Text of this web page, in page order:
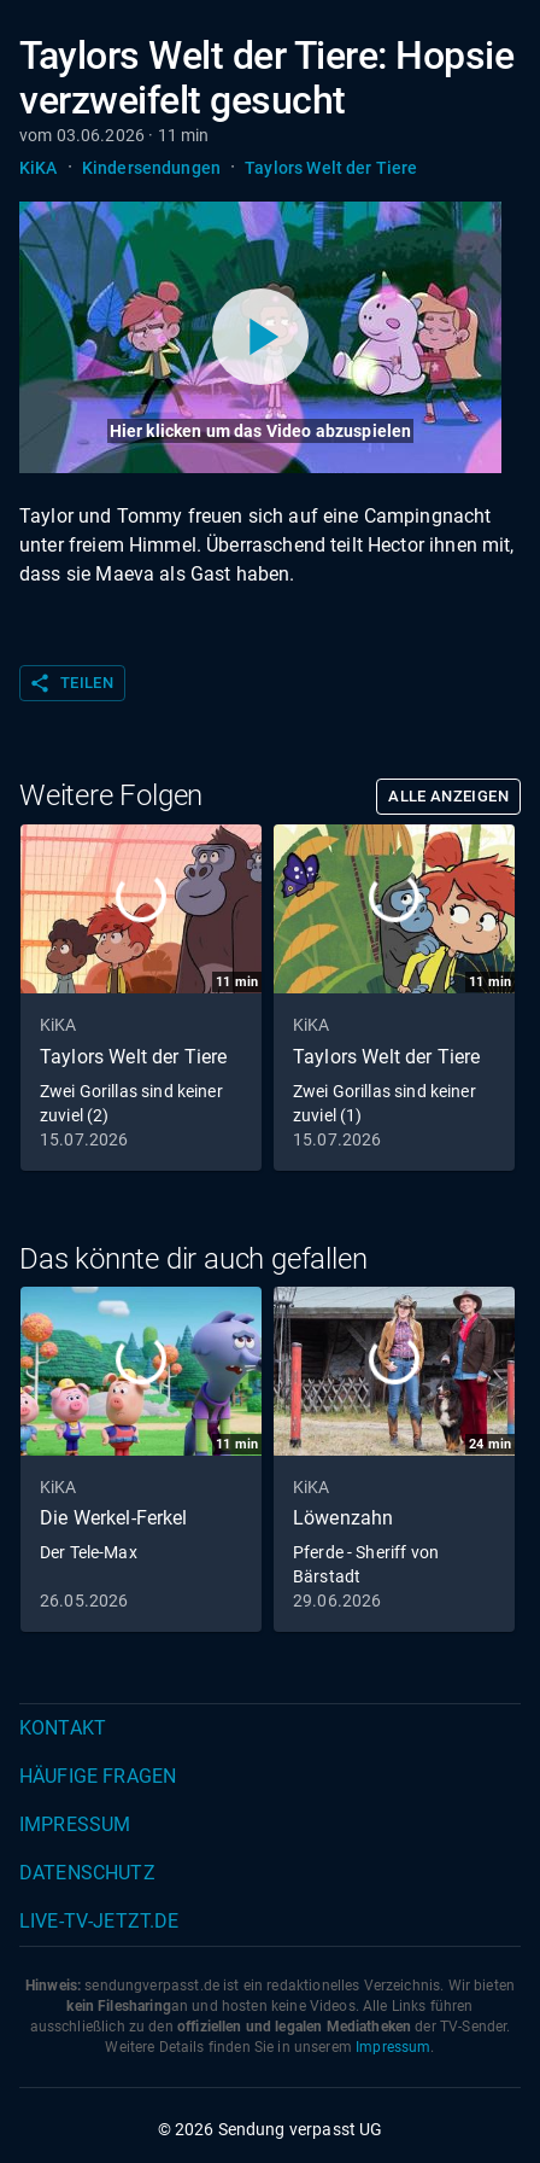
Taylors Welt der Tiere: Hopsie
verzweifelt gesucht
vom 03.06.2026 · 11 min
KiKA
· Kindersendungen · Taylors Welt der Tiere
Hier klicken um das Video abzuspielen
Taylor und Tommy freuen sich auf eine Campingnacht
unter freiem Himmel. Überraschend teilt Hector ihnen mit,
dass sie Maeva als Gast haben.
share TEILEN
Weitere Folgen ALLE ANZEIGEN
11 min
KiKA
Taylors Welt der Tiere
Zwei Gorillas sind keiner
zuviel (2)
15.07.2026
11min
KiKA
Taylors Welt der Tiere
Zwei Gorillas sind keiner
zuviel (1)
15.07.2026
Das könnte dir auch gefallen
11 min
KiKA
Die Werkel-Ferkel
Der Tele-Max
26.05.2026
24 min
KiKA
Löwenzahn
Pferde - Sheriff von
Bärstadt
29.06.2026
KONTAKT
HÄUFIGE FRAGEN
IMPRESSUM
DATENSCHUTZ
LIVE-TV-JETZT.DE
Hinweis: sendungverpasst.de ist ein redaktionelles Verzeichnis. Wir bieten
kein Filesharingan und hosten keine Videos. Alle Links führen
ausschließlich zu den offiziellen und legalen Mediatheken der TV-Sender.
Weitere Details finden Sie in unserem Impressum.
© 2026 Sendung verpasst UG